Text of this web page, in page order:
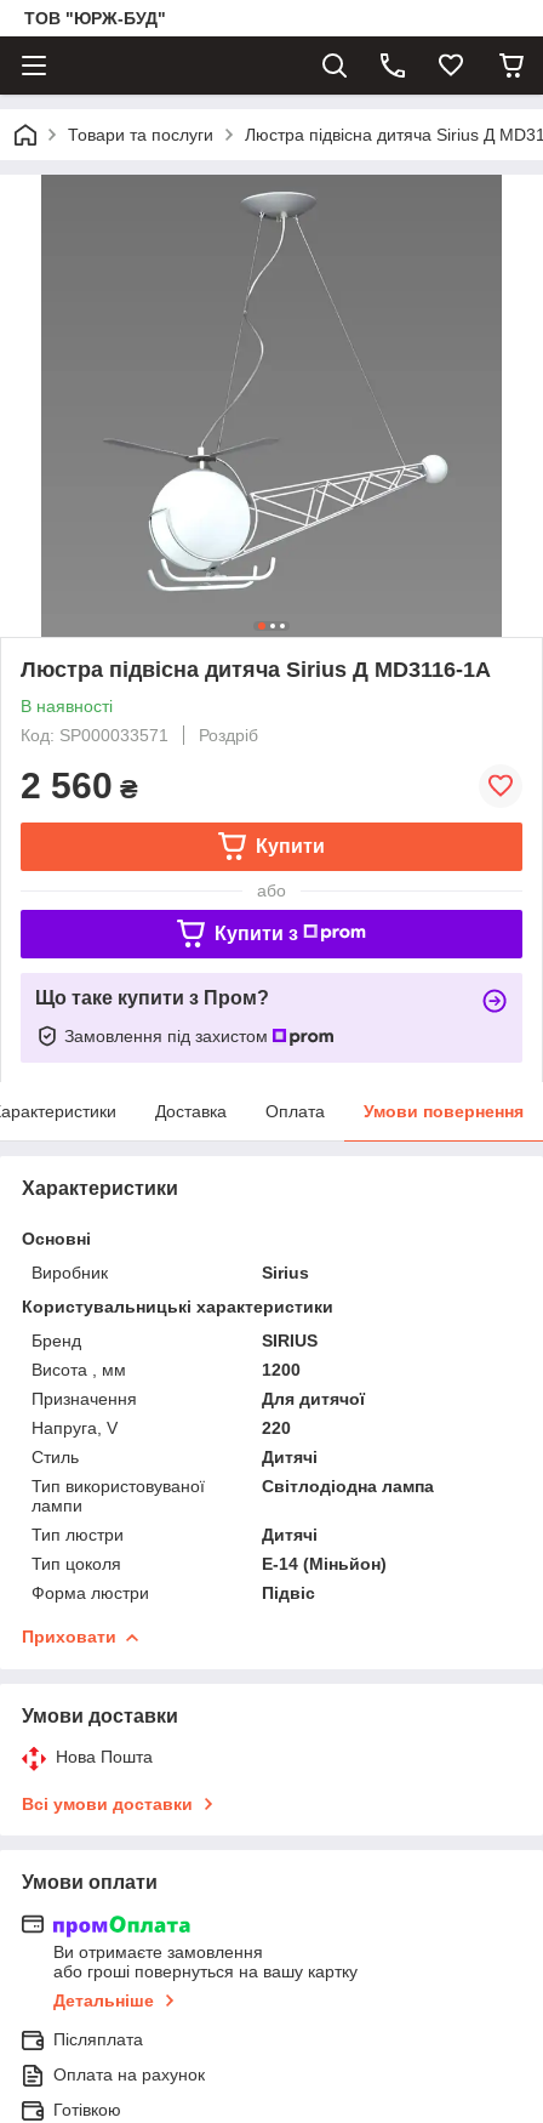
ТОВ "ЮРЖ-БУД"
Товари та послуги Люстра підвісна дитяча Sirius Д
Люстра підвісна дитяча Sirius Д MD3116-1А
В наявності
Код: SP000033571
Роздріб
2 560 ₴
Купити
або
Купити з
Що таке купити з Пром?
Замовлення під захистом
Доставка Оплата Умови повернення
Характеристики
Основні
Виробник
Sirius
Користувальницькі характеристики
Бренд
SIRIUS
Висота , мм
1200
Призначення
Для дитячої
Напруга, V
220
Стиль
Дитячі
Тип використовуваної
лампи
Світлодіодна лампа
Тип люстри
Дитячі
Тип цоколя
E-14 (Міньйон)
Форма люстри
Підвіс
Приховати
Умови доставки
Нова Пошта
Всі умови доставки
Умови оплати
Ви отримаєте замовлення
або гроші повернуться на вашу картку
Детальніше
Післяплата
Оплата на рахунок
Готівкою